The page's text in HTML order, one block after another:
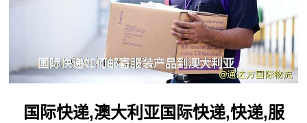
国际快递,澳大利亚国际快递,快递,服